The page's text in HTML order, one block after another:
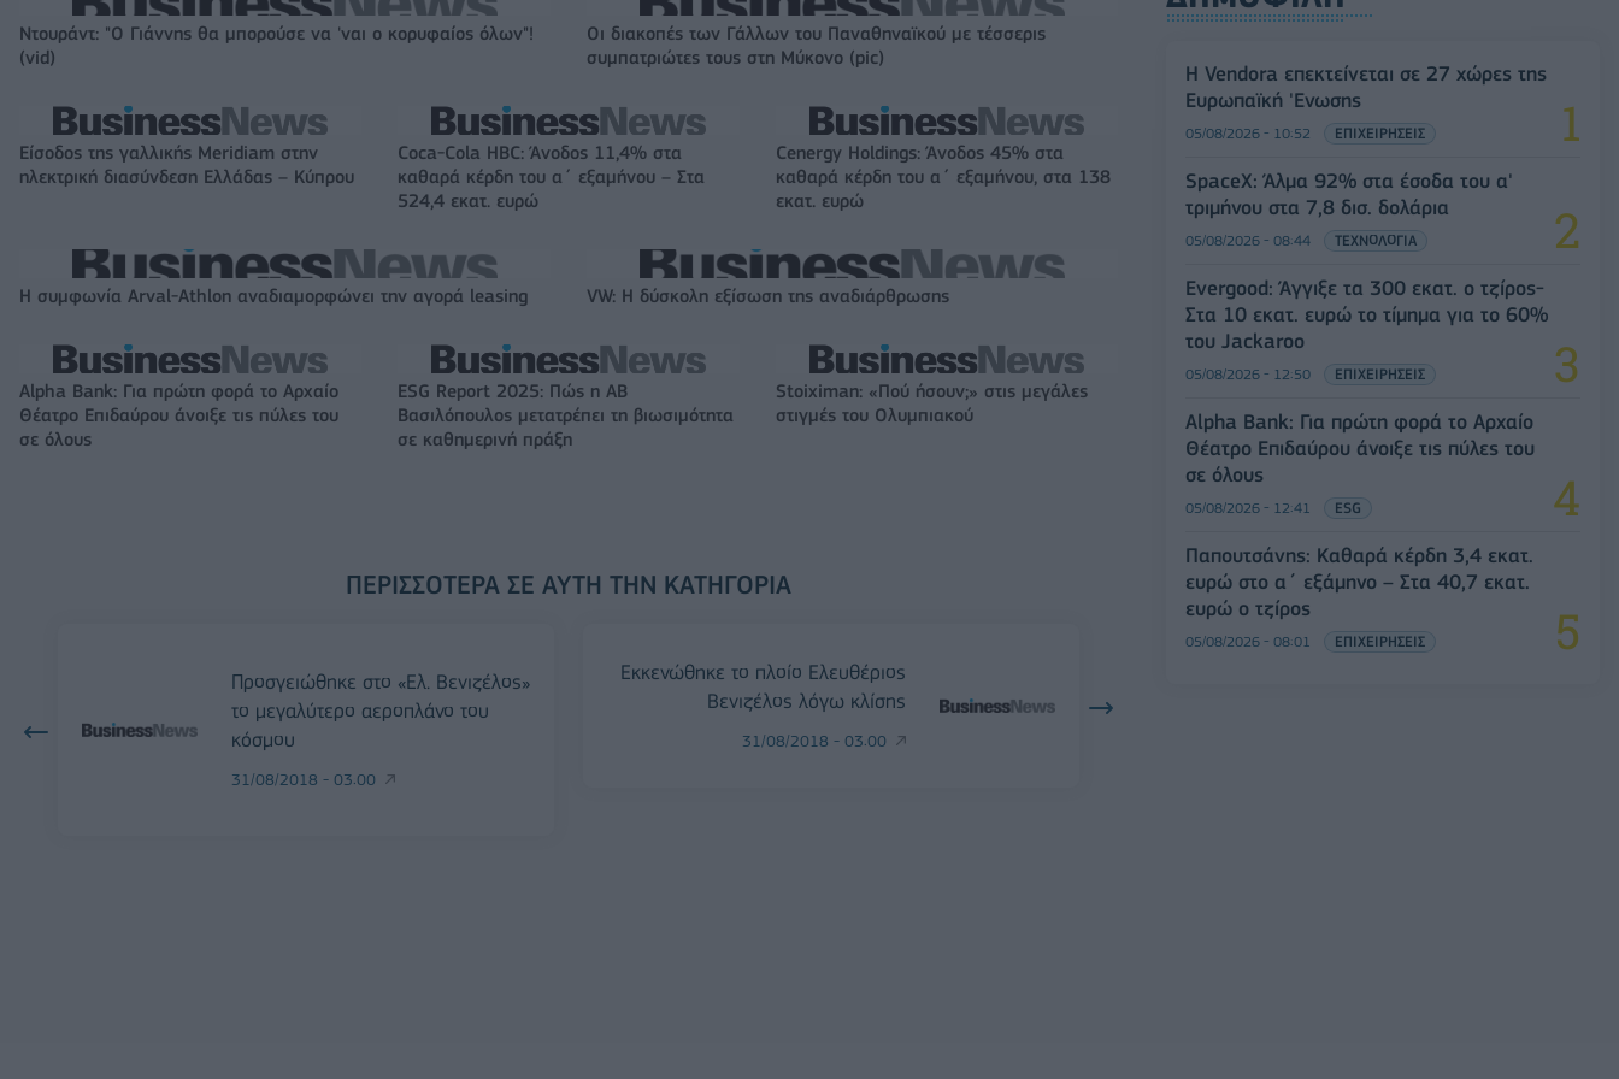
Ντουράντ: "Ο Γιάννης θα μπορούσε να 'ναι ο κορυφαίος όλων"!
(vid)
Οι διακοπές των Γάλλων του Παναθηναϊκού με τέσσερις
συμπατριώτες τους στη Μύκονο (pic)
Είσοδος της γαλλικής Meridiam στην
ηλεκτρική διασύνδεση Ελλάδας – Κύπρου
Coca-Cola HBC: Άνοδος 11,4% στα
καθαρά κέρδη του α΄ εξαμήνου – Στα
524,4 εκατ. ευρώ
Cenergy Holdings: Άνοδος 45% στα
καθαρά κέρδη του α΄ εξαμήνου, στα 138
εκατ. ευρώ
Η συμφωνία Arval-Athlon αναδιαμορφώνει την αγορά leasing VW: Η δύσκολη εξίσωση της αναδιάρθρωσης
Alpha Bank: Για πρώτη φορά το Αρχαίο
Θέατρο Επιδαύρου άνοιξε τις πύλες του
σε όλους
ESG Report 2025: Πώς η ΑΒ
Βασιλόπουλος μετατρέπει τη βιωσιμότητα
σε καθημερινή πράξη
Stoiximan: «Πού ήσουν;» στις μεγάλες
στιγμές του Ολυμπιακού
ΠΕΡΙΣΣΌΤΕΡΑ ΣΕ ΑΥΤΉ ΤΗΝ ΚΑΤΗΓΟΡΊΑ
Προσγειώθηκε στο «Ελ. Βενιζέλος»
το μεγαλύτερο αεροπλάνο του
κόσμου
31/08/2018 - 03:00
Εκκενώθηκε το πλοίο Ελευθέριος
Βενιζέλος λόγω κλίσης
31/08/2018 - 03:00
Η Vendora επεκτείνεται σε 27 χώρες της
Ευρωπαϊκή 'Ενωσης
05/08/2026 - 10:52 ΕΠΙΧΕΙΡΗΣΕΙΣ
SpaceX: Άλμα 92% στα έσοδα του α'
τριμήνου στα 7,8 δισ. δολάρια
05/08/2026 - 08:44 ΤΕΧΝΟΛΟΓΙΑ
Evergood: Άγγιξε τα 300 εκατ. ο τζίρος-
Στα 10 εκατ. ευρώ το τίμημα για το 60%
του Jackaroo
05/08/2026 - 12:50 ΕΠΙΧΕΙΡΗΣΕΙΣ
Alpha Bank: Για πρώτη φορά το Αρχαίο
Θέατρο Επιδαύρου άνοιξε τις πύλες του
σε όλους
05/08/2026 - 12:41 ESG
Παπουτσάνης: Καθαρά κέρδη 3,4 εκατ.
ευρώ στο α΄ εξάμηνο – Στα 40,7 εκατ.
ευρώ ο τζίρος
05/08/2026 - 08:01 ΕΠΙΧΕΙΡΗΣΕΙΣ